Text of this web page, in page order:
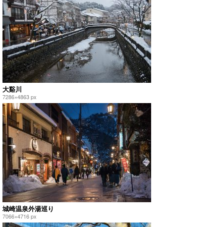
大谿川
7286×4863 px
城崎温泉外湯巡り
7066×4716 px